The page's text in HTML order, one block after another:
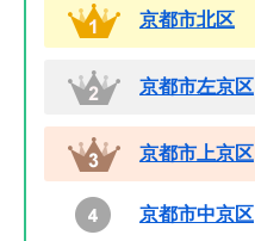
京都市北区
京都市左京区
京都市上京区
京都市中京区